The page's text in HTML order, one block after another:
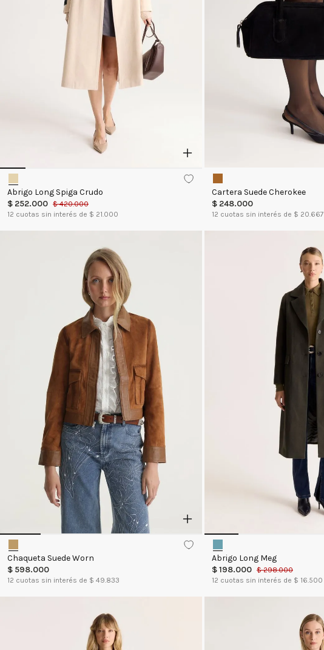
Abrigo Long Spiga Crudo
$ 252.000 $ 420.000
12 cuotas sin interés de $ 21.000
Cartera Suede Cherokee
$ 248.000
12 cuotas sin interés de $ 20.667
Chaqueta Suede Worn
$ 598.000
12 cuotas sin interés de $ 49.833
Abrigo Long Meg
$198.000 $ 298.000
12 cuotas sin interés de $ 16.500